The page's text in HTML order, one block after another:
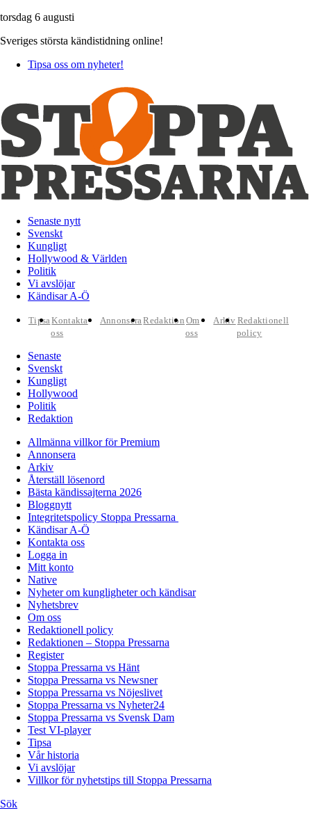
torsdag 6 augusti
Sveriges största kändistidning online!
Tipsa oss om nyheter!
Senaste nytt
Svenskt
Kungligt
Hollywood & Världen
Politik
Vi avslöjar
Kändisar A-Ö
TipsaKontakta
oss
AnnonseraRedaktion Om
oss
Arkiv Redaktionell
policy
Senaste
Svenskt
Kungligt
Hollywood
Politik
Redaktion
Allmänna villkor för Premium
Annonsera
Arkiv
Återställ lösenord
Bästa kändissajterna 2026
Bloggnytt
Integritetspolicy Stoppa Pressarna
Kändisar A-Ö
Kontakta oss
Logga in
Mitt konto
Native
Nyheter om kungligheter och kändisar
Nyhetsbrev
Om oss
Redaktionell policy
Redaktionen – Stoppa Pressarna
Register
Stoppa Pressarna vs Hänt
Stoppa Pressarna vs Newsner
Stoppa Pressarna vs Nöjeslivet
Stoppa Pressarna vs Nyheter24
Stoppa Pressarna vs Svensk Dam
Test VI-player
Tipsa
Vår historia
Vi avslöjar
Villkor för nyhetstips till Stoppa Pressarna
Sök